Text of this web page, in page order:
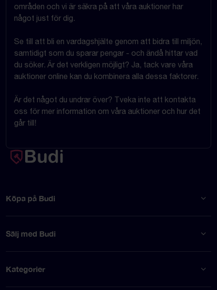
områden och vi är säkra på att våra auktioner har
något just för dig.
Se till att bli en vardagshjälte genom att bidra till miljön,
samtidigt som du sparar pengar - och ändå hittar vad
du söker. Är det verkligen möjligt? Ja, tack vare våra
auktioner online kan du kombinera alla dessa faktorer.
Är det något du undrar över? Tveka inte att kontakta
oss för mer information om våra auktioner och hur det
går till!
Köpa på Budi
Sälj med Budi
Kategorier